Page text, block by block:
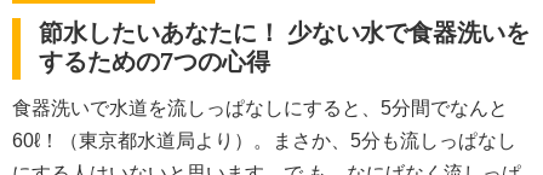
節水したいあなたに！ 少ない水で食器洗いを
するための7つの心得
食器洗いで水道を流しっぱなしにすると、5分間でなんと
60ℓ！（東京都水道局より）。まさか、5分も流しっぱなし